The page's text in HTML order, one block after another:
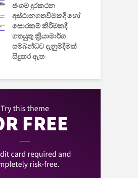
ජංගම දුරකථන
අස්ථානගතවීමකදී හෝ
සොරකම් කිරීමකදී
ගතයුතු ක්‍රියාමාර්ග
සම්බන්ධව දැනුම්දීමක්
සිදුකර ඇත